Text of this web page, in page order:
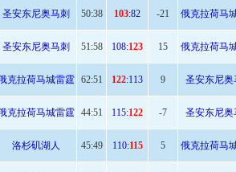
圣安东尼奥马刺 50:38 103:82 -21 俄克拉荷马
圣安东尼奥马刺 51:58 108:123 15 俄克拉荷马
克拉荷马城雷霆 62:51 122:113 9 圣安东尼奥
克拉荷马城雷霆 44:51 115:122 -7 圣安东尼奥
洛杉矶湖人 45:49 110:115 5 俄克拉荷马